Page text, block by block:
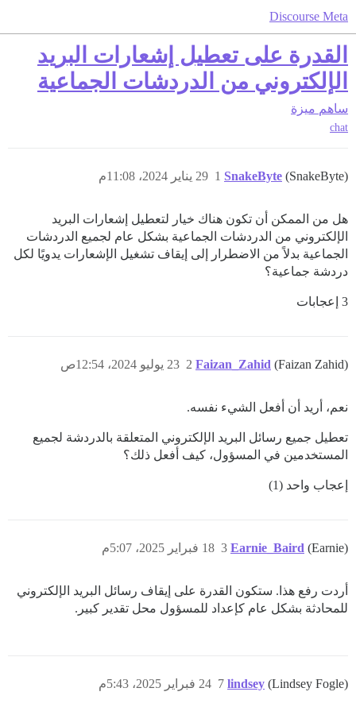
Discourse Meta
القدرة على تعطيل إشعارات البريد
الإلكتروني من الدردشات الجماعية
ساهم ميزة
chat
SnakeByte (SnakeByte) 29 يناير 2024، 11:08م 1
هل من الممكن أن تكون هناك خيار لتعطيل إشعارات البريد
الإلكتروني من الدردشات الجماعية بشكل عام لجميع الدردشات
الجماعية بدلاً من الاضطرار إلى إيقاف تشغيل الإشعارات يدويًا لكل
دردشة جماعية؟
3 إعجابات
Faizan_Zahid (Faizan Zahid) 23 يوليو 2024، 12:54ص 2
نعم، أريد أن أفعل الشيء نفسه.
تعطيل جميع رسائل البريد الإلكتروني المتعلقة بالدردشة لجميع
المستخدمين في المسؤول، كيف أفعل ذلك؟
إعجاب واحد (1)
Earnie_Baird (Earnie) 18 فبراير 2025، 5:07م 3
أردت رفع هذا. ستكون القدرة على إيقاف رسائل البريد الإلكتروني
للمحادثة بشكل عام كإعداد للمسؤول محل تقدير كبير.
lindsey (Lindsey Fogle) 24 فبراير 2025، 5:43م 7